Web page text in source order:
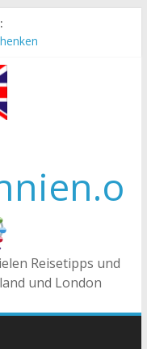
getrunken?
Reisetipps und
und London